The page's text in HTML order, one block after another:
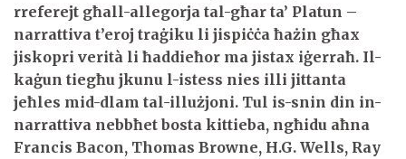
rreferejt għall-allegorja tal-għar ta’ Platun –
narrattiva t’eroj traġiku li jispiċċa ħażin għax
jiskopri verità li ħaddieħor ma jistax iġerraħ. Il-
kaġun tiegħu jkunu l-istess nies illi jittanta
jeħles mid-dlam tal-illużjoni. Tul is-snin din in-
narrattiva nebbħet bosta kittieba, ngħidu aħna
Francis Bacon, Thomas Browne, H.G. Wells, Ray